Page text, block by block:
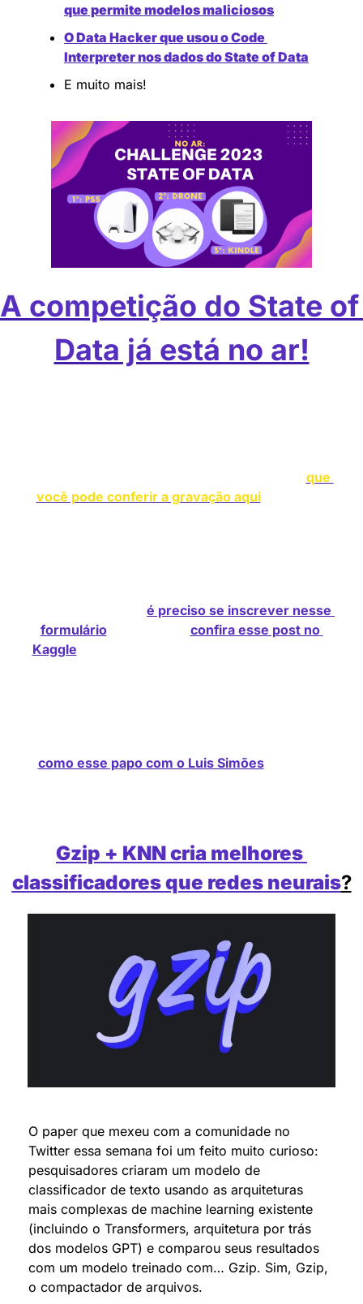
que permite modelos maliciosos
O Data Hacker que usou o Code
Interpreter nos dados do State of Data
E muito mais!
A competição do State of
Data já está no ar!
que
você pode conferir a gravação aqui) já dando
é preciso se inscrever nesse
formulário. Além disso, confira esse post no
Kaggle
como esse papo com o Luis Simões, que deu
Gzip + KNN cria melhores
classificadores que redes neurais?
O paper que mexeu com a comunidade no
Twitter essa semana foi um feito muito curioso:
pesquisadores criaram um modelo de
classificador de texto usando as arquiteturas
mais complexas de machine learning existente
(incluindo o Transformers, arquitetura por trás
dos modelos GPT) e comparou seus resultados
com um modelo treinado com… Gzip. Sim, Gzip,
o compactador de arquivos.